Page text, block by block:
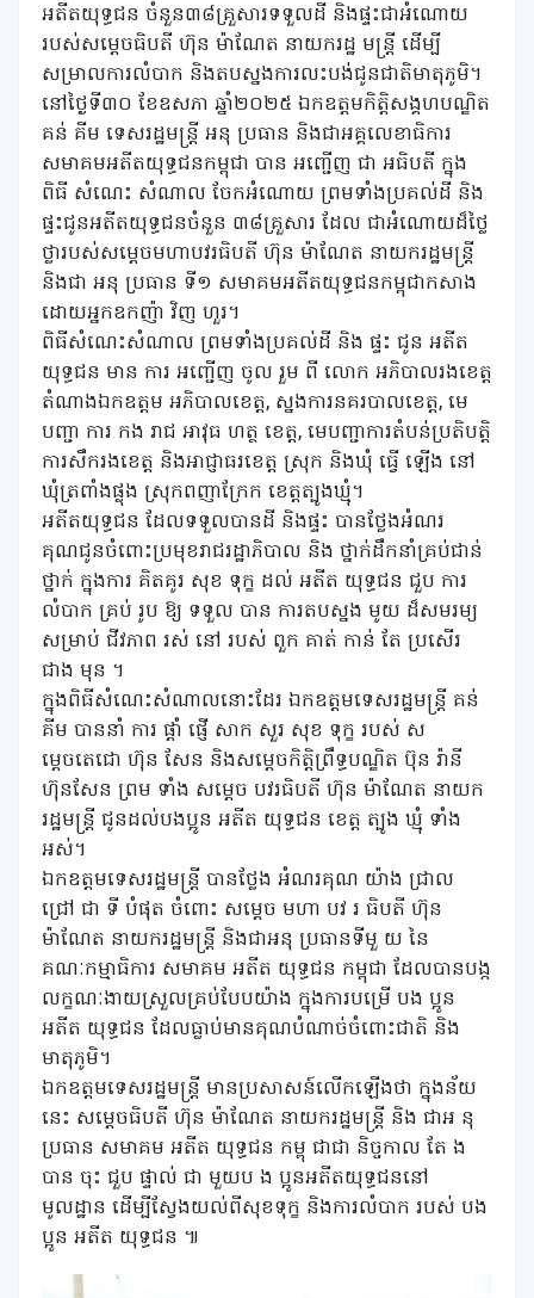
អតីតយុទ្ធជន ចំនួន៣៨គ្រួសារទទួលដី និងផ្ទះជាអំណោយ
របស់សម្តេចធិបតី ហ៊ុន ម៉ាណែត នាយករដ្ឋ មន្រ្តី ដើម្បី
សម្រាលការលំបាក និងតបស្នងការលះបង់ជូនជាតិមាតុភូមិ។
នៅថ្ងៃទី៣០ ខែឧសភា ឆ្នាំ២០២៥ ឯកឧត្តមកិត្តិសង្គហបណ្ឌិត
គន់ គីម ទេសរដ្ឋមន្រ្តី អនុ ប្រធាន និងជាអគ្គលេខាធិការ
សមាគមអតីតយុទ្ធជនកម្ពុជា បាន អញ្ជើញ ជា អធិបតី ក្នុង
ពិធី សំណេះ សំណាល ចែកអំណោយ ព្រមទាំងប្រគល់ដី និង
ផ្ទះជូនអតីតយុទ្ធជនចំនួន ៣៨គ្រួសារ ដែល ជាអំណោយដ៏ថ្លៃ
ថ្លារបស់សម្តេចមហាបវរធិបតី ហ៊ុន ម៉ាណែត នាយករដ្ឋមន្រ្តី
និងជា អនុ ប្រធាន ទី១ សមាគមអតីតយុទ្ធជនកម្ពុជាកសាង
ដោយអ្នកឧកញ៉ា វិញ ហួរ។
ពិធីសំណេះសំណាល ព្រមទាំងប្រគល់ដី និង ផ្ទះ ជូន អតីត
យុទ្ធជន មាន ការ អញ្ជើញ ចូល រួម ពី លោក អភិបាលរងខេត្ត
តំណាងឯកឧត្តម អភិបាលខេត្ត, ស្នងការនគរបាលខេត្ត, មេ
បញ្ជា ការ កង រាជ អាវុធ ហត្ថ ខេត្ត, មេបញ្ជាការតំបន់ប្រតិបត្តិ
ការសឹករងខេត្ត និងអាជ្ញាធរខេត្ត ស្រុក និងឃុំ ធ្វើ ឡើង នៅ
ឃុំត្រពាំងផ្លុង ស្រុកពញាក្រែក ខេត្តត្បូងឃ្មុំ។
អតីតយុទ្ធជន ដែលទទួលបានដី និងផ្ទះ បានថ្លែងអំណរ
គុណជូនចំពោះប្រមុខរាជរដ្ឋាភិបាល និង ថ្នាក់ដឹកនាំគ្រប់ជាន់
ថ្នាក់ ក្នុងការ គិតគូរ សុខ ទុក្ខ ដល់ អតីត យុទ្ធជន ជួប ការ
លំបាក គ្រប់ រូប ឱ្យ ទទួល បាន ការតបស្នង មូយ ដ៏សមរម្យ
សម្រាប់ ជីវភាព រស់ នៅ របស់ ពួក គាត់ កាន់ តែ ប្រសើរ
ជាង មុន ។
ក្នុងពិធីសំណេះសំណាលនោះដែរ ឯកឧត្តមទេសរដ្ឋមន្រ្តី គន់
គីម បាននាំ ការ ផ្តាំ ផ្ញើ សាក សួរ សុខ ទុក្ខ របស់ ស
ម្តេចតេជោ ហ៊ុន សែន និងសម្តេចកិត្តិព្រឹទ្ធបណ្ឌិត ប៊ុន រ៉ានី
ហ៊ុនសែន ព្រម ទាំង សម្តេច បវរធិបតី ហ៊ុន ម៉ាណែត នាយក
រដ្ឋមន្ត្រី ជូនដល់បងប្អូន អតីត យុទ្ធជន ខេត្ត ត្បូង ឃ្មុំ ទាំង
អស់។
ឯកឧត្តមទេសរដ្ឋមន្រ្តី បានថ្លែង អំណរគុណ យ៉ាង ជ្រាល
ជ្រៅ ជា ទី បំផុត ចំពោះ សម្ដេច មហា បវ រ ធិបតី ហ៊ុន
ម៉ាណែត នាយករដ្ឋមន្ត្រី និងជាអនុ ប្រធានទីមួ យ នៃ
គណៈកម្មាធិការ សមាគម អតីត យុទ្ធជន កម្ពុជា ដែលបានបង្ក
លក្ខណៈងាយស្រួលគ្រប់បែបយ៉ាង ក្នុងការបម្រើ បង ប្អូន
អតីត យុទ្ធជន ដែលធ្លាប់មានគុណបំណាច់ចំពោះជាតិ និង
មាតុភូមិ។
ឯកឧត្តមទេសរដ្ឋមន្ត្រី មានប្រសាសន៍លើកឡើងថា ក្នុងន័យ
នេះ សម្តេចធិបតី ហ៊ុន ម៉ាណែត នាយករដ្ឋមន្រ្តី និង ជាអ នុ
ប្រធាន សមាគម អតីត យុទ្ធជន កម្ពុ ជាជា និច្ចកាល តែ ង
បាន ចុះ ជួប ផ្ទាល់ ជា មួយប ង ប្អូនអតីតយុទ្ធជននៅ
មូលដ្ឋាន ដើម្បីស្វែងយល់ពីសុខទុក្ខ និងការលំបាក របស់ បង
ប្អូន អតីត យុទ្ធជន ៕